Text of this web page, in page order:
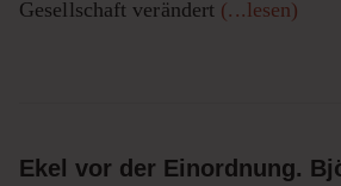
Gesellschaft verändert (...lesen)
Ekel vor der Einordnung.